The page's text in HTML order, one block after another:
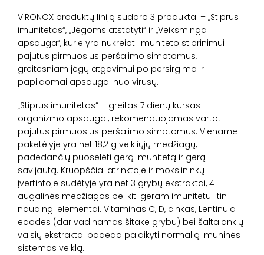
VIRONOX produktų liniją sudaro 3 produktai – „Stiprus
imunitetas“, „Jėgoms atstatyti“ ir „Veiksminga
apsauga“, kurie yra nukreipti imuniteto stiprinimui
pajutus pirmuosius peršalimo simptomus,
greitesniam jėgų atgavimui po persirgimo ir
papildomai apsaugai nuo virusų.
„Stiprus imunitetas“ – greitas 7 dienų kursas
organizmo apsaugai, rekomenduojamas vartoti
pajutus pirmuosius peršalimo simptomus. Viename
paketėlyje yra net 18,2 g veikliųjų medžiagų,
padedančių puoselėti gerą imunitetą ir gerą
savijautą. Kruopščiai atrinktoje ir mokslininkų
įvertintoje sudėtyje yra net 3 grybų ekstraktai, 4
augalinės medžiagos bei kiti geram imunitetui itin
naudingi elementai. Vitaminas C, D, cinkas, Lentinula
edodes (dar vadinamas šitake grybu) bei šaltalankių
vaisių ekstraktai padeda palaikyti normalią imuninės
sistemos veiklą.